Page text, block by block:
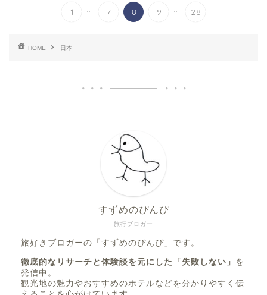
1 ... 7 8 9 ... 28
HOME 日本
旅行ブロガー
すずめのぴんぴ
旅好きブロガーの「すずめのぴんぴ」です。
徹底的なリサーチと体験談を元にした「失敗しない」 を
発信中。
観光地の魅力やおすすめのホテルなどを分かりやすく伝